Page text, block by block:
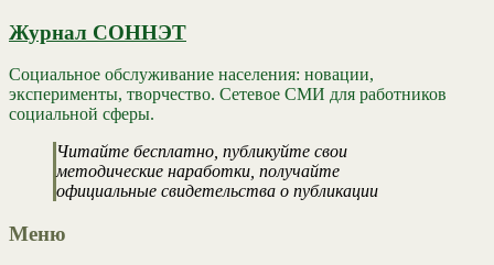
Журнал СОННЭТ
Социальное обслуживание населения: новации,
эксперименты, творчество. Сетевое СМИ для работников
социальной сферы.
Читайте бесплатно, публикуйте свои
методические наработки, получайте
официальные свидетельства о публикации
Меню